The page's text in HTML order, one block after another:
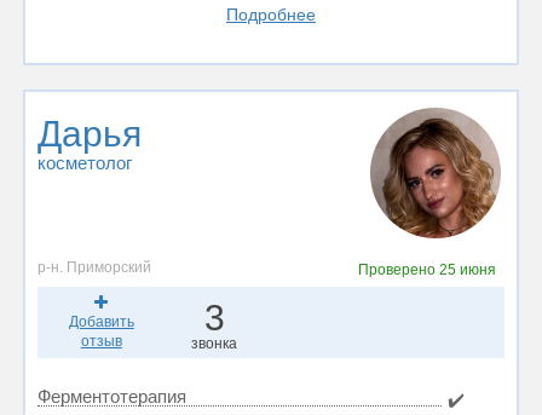
Подробнее
Дарья
косметолог
р-н. Приморский Проверено 25 июня
Добавить
отзыв
3
звонка
Ферментотерапия ✔️